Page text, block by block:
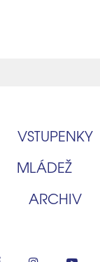
VSTUPENKY
MLÁDEŽ
ARCHIV